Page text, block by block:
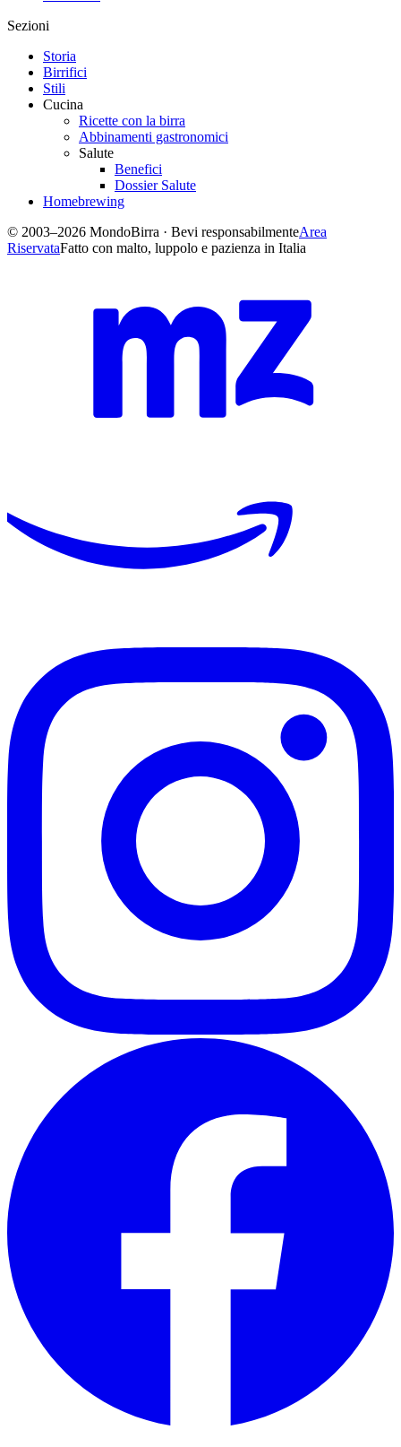
Sezioni
Storia
Birrifici
Stili
Cucina
Ricette con la birra
Abbinamenti gastronomici
Salute
Benefici
Dossier Salute
Homebrewing
© 2003–2026 MondoBirra · Bevi responsabilmenteArea
RiservataFatto con malto, luppolo e pazienza in Italia